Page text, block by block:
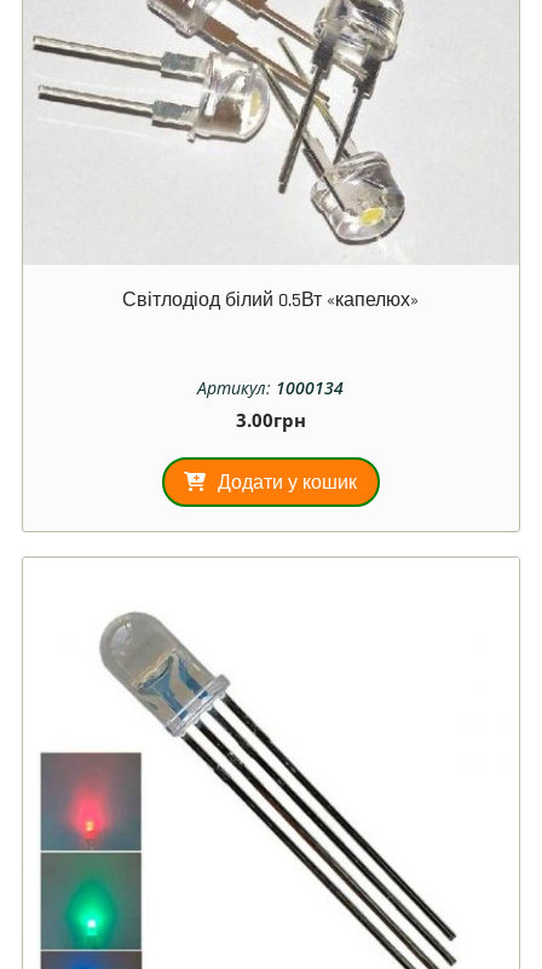
Світлодіод білий 0.5Вт «капелюх»
Артикул: 1000134
3.00грн
Додати у кошик